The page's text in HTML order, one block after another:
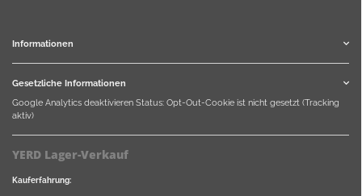
Informationen
Gesetzliche Informationen
Google Analytics deaktivieren Status: Opt-Out-Cookie ist nicht gesetzt (Tracking
aktiv)
YERD Lager-Verkauf
Kauferfahrung: